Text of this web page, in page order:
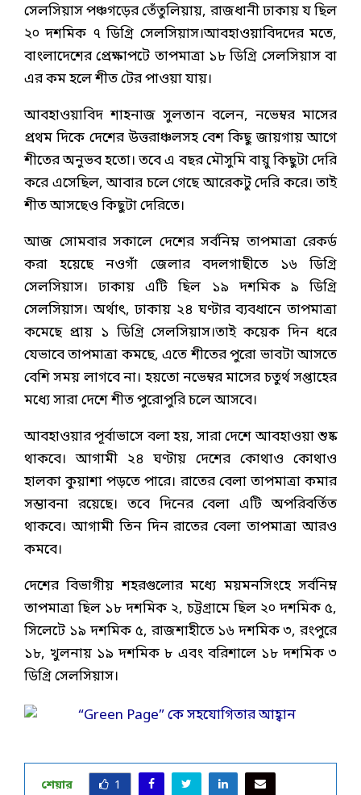
সেলসিয়াস পঞ্চগড়ের তেঁতুলিয়ায়, রাজধানী ঢাকায় য ছিল
২০ দশমিক ৭ ডিগ্রি সেলসিয়াস।আবহাওয়াবিদদের মতে,
বাংলাদেশের প্রেক্ষাপটে তাপমাত্রা ১৮ ডিগ্রি সেলসিয়াস বা
এর কম হলে শীত টের পাওয়া যায়।
আবহাওয়াবিদ শাহনাজ সুলতান বলেন, নভেম্বর মাসের
প্রথম দিকে দেশের উত্তরাঞ্চলসহ বেশ কিছু জায়গায় আগে
শীতের অনুভব হতো। তবে এ বছর মৌসুমি বায়ু কিছুটা দেরি
করে এসেছিল, আবার চলে গেছে আরেকটু দেরি করে। তাই
শীত আসছেও কিছুটা দেরিতে।
আজ সোমবার সকালে দেশের সর্বনিম্ন তাপমাত্রা রেকর্ড
করা হয়েছে নওগাঁ জেলার বদলগাছীতে ১৬ ডিগ্রি
সেলসিয়াস। ঢাকায় এটি ছিল ১৯ দশমিক ৯ ডিগ্রি
সেলসিয়াস। অর্থাৎ, ঢাকায় ২৪ ঘণ্টার ব্যবধানে তাপমাত্রা
কমেছে প্রায় ১ ডিগ্রি সেলসিয়াস।তাই কয়েক দিন ধরে
যেভাবে তাপমাত্রা কমছে, এতে শীতের পুরো ভাবটা আসতে
বেশি সময় লাগবে না। হয়তো নভেম্বর মাসের চতুর্থ সপ্তাহের
মধ্যে সারা দেশে শীত পুরোপুরি চলে আসবে।
আবহাওয়ার পূর্বাভাসে বলা হয়, সারা দেশে আবহাওয়া শুষ্ক
থাকবে। আগামী ২৪ ঘণ্টায় দেশের কোথাও কোথাও
হালকা কুয়াশা পড়তে পারে। রাতের বেলা তাপমাত্রা কমার
সম্ভাবনা রয়েছে। তবে দিনের বেলা এটি অপরিবর্তিত
থাকবে। আগামী তিন দিন রাতের বেলা তাপমাত্রা আরও
কমবে।
দেশের বিভাগীয় শহরগুলোর মধ্যে ময়মনসিংহে সর্বনিম্ন
তাপমাত্রা ছিল ১৮ দশমিক ২, চট্টগ্রামে ছিল ২০ দশমিক ৫,
সিলেটে ১৯ দশমিক ৫, রাজশাহীতে ১৬ দশমিক ৩, রংপুরে
১৮, খুলনায় ১৯ দশমিক ৮ এবং বরিশালে ১৮ দশমিক ৩
ডিগ্রি সেলসিয়াস।
শেয়ার 1